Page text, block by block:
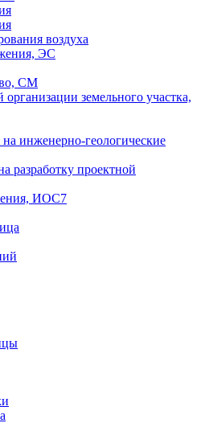
воздуха
ЭС
СМ
земельного участка,
на инженерно-геологические
разработку проектной
ИОC7